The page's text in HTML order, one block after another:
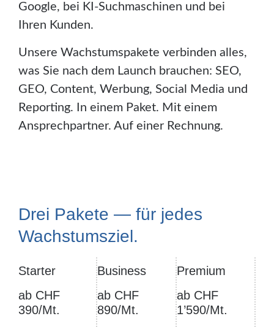
Google, bei KI-Suchmaschinen und bei
Ihren Kunden.
Unsere Wachstumspakete verbinden alles,
was Sie nach dem Launch brauchen: SEO,
GEO, Content, Werbung, Social Media und
Reporting. In einem Paket. Mit einem
Ansprechpartner. Auf einer Rechnung.
Drei Pakete — für jedes
Wachstumsziel.
Starter
ab CHF
390/Mt.
Business
ab CHF
890/Mt.
Premium
ab CHF
1’590/Mt.